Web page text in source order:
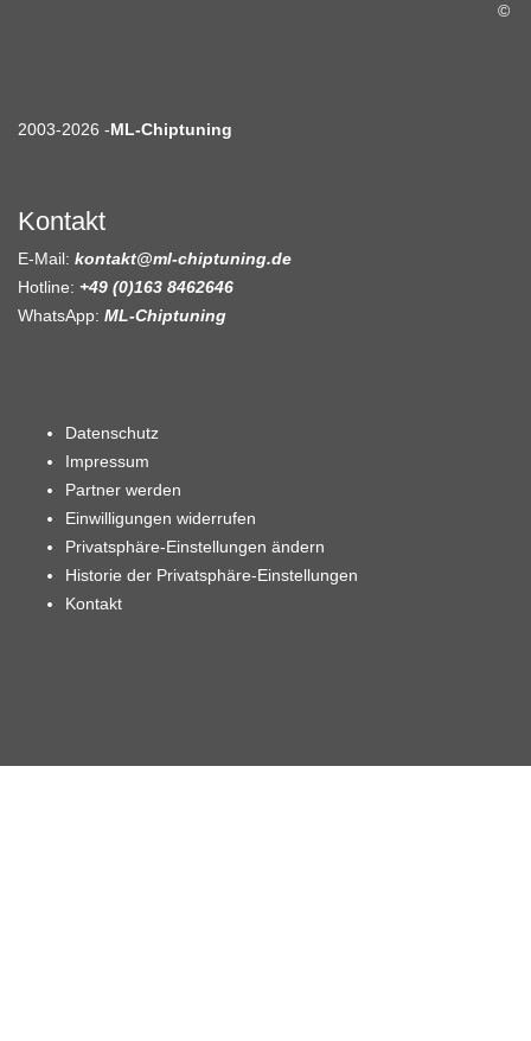
©
2003-2026 -ML-Chiptuning
Kontakt
E-Mail: kontakt@ml-chiptuning.de
Hotline: +49 (0)163 8462646
WhatsApp: ML-Chiptuning
Datenschutz
Impressum
Partner werden
Einwilligungen widerrufen
Privatsphäre-Einstellungen ändern
Historie der Privatsphäre-Einstellungen
Kontakt